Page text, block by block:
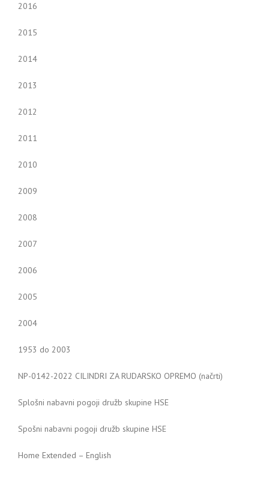
2016
2015
2014
2013
2012
2011
2010
2009
2008
2007
2006
2005
2004
1953 do 2003
NP-0142-2022 CILINDRI ZA RUDARSKO OPREMO (načrti)
Splošni nabavni pogoji družb skupine HSE
Spošni nabavni pogoji družb skupine HSE
Home Extended – English